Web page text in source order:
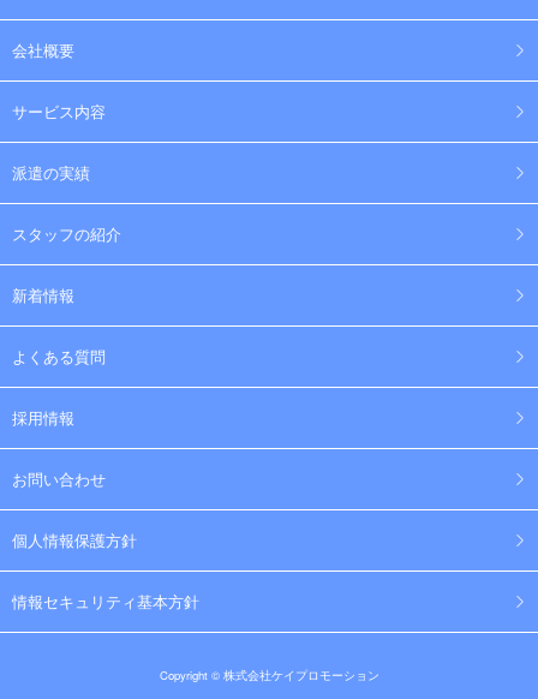
会社概要
サービス内容
派遣の実績
スタッフの紹介
新着情報
よくある質問
採用情報
お問い合わせ
個人情報保護方針
情報セキュリティ基本方針
Copyright © 株式会社ケイプロモーション